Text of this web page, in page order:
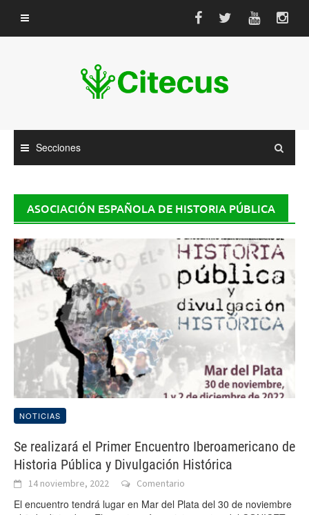
contenido
Secciones
ASOCIACIÓN ESPAÑOLA DE HISTORIA PÚBLICA
NOTICIAS
Se realizará el Primer Encuentro Iberoamericano de
Historia Pública y Divulgación Histórica
14 noviembre, 2022 Comentario
El encuentro tendrá lugar en Mar del Plata del 30 de noviembre